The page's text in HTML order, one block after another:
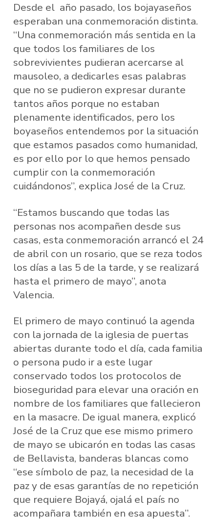
Desde el año pasado, los bojayaseños
esperaban una conmemoración distinta.
“Una conmemoración más sentida en la
que todos los familiares de los
sobrevivientes pudieran acercarse al
mausoleo, a dedicarles esas palabras
que no se pudieron expresar durante
tantos años porque no estaban
plenamente identificados, pero los
boyaseños entendemos por la situación
que estamos pasados como humanidad,
es por ello por lo que hemos pensado
cumplir con la conmemoración
cuidándonos”, explica José de la Cruz.
“Estamos buscando que todas las
personas nos acompañen desde sus
casas, esta conmemoración arrancó el 24
de abril con un rosario, que se reza todos
los días a las 5 de la tarde, y se realizará
hasta el primero de mayo”, anota
Valencia.
El primero de mayo continuó la agenda
con la jornada de la iglesia de puertas
abiertas durante todo el día, cada familia
o persona pudo ir a este lugar
conservado todos los protocolos de
bioseguridad para elevar una oración en
nombre de los familiares que fallecieron
en la masacre. De igual manera, explicó
José de la Cruz que ese mismo primero
de mayo se ubicarón en todas las casas
de Bellavista, banderas blancas como
“ese símbolo de paz, la necesidad de la
paz y de esas garantías de no repetición
que requiere Bojayá, ojalá el país no
acompañara también en esa apuesta”.